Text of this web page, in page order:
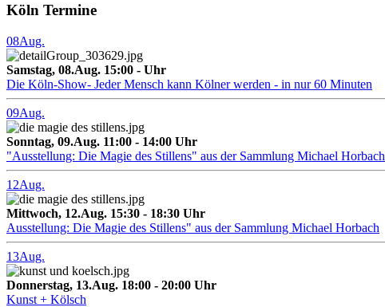
Köln Termine
08Aug.
Samstag, 08.Aug. 15:00 - Uhr
Die Köln-Show- Jeder Mensch kann Kölner werden - in nur 60 Minuten
09Aug.
Sonntag, 09.Aug. 11:00 - 14:00 Uhr
"Ausstellung: Die Magie des Stillens" aus der Sammlung Michael Horbach
12Aug.
Mittwoch, 12.Aug. 15:30 - 18:30 Uhr
Ausstellung: Die Magie des Stillens" aus der Sammlung Michael Horbach
13Aug.
Donnerstag, 13.Aug. 18:00 - 20:00 Uhr
Kunst + Kölsch